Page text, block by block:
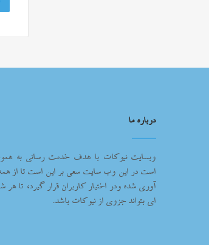
درباره ما
وبسایت نیوکات با هدف خدمت رسانی به
است در این وب سایت سعی بر این است تا از
آوری شده ودر اختیار کاربران قرار گیرد، تا
ای بتواند جزوی از نیوکات باشد.